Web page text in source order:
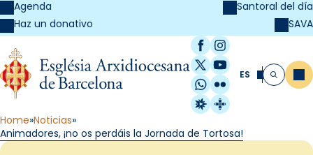
Agenda
Haz un donativo
Santoral del día
SAVA
Facebook
Instagram
X / Twitter
YouTube
WhatsApp
Flickr
Radio Estel
Catalunya
ES Buscar
Home Noticias
Animadores, ¡no os perdáis la Jornada de Tortosa!